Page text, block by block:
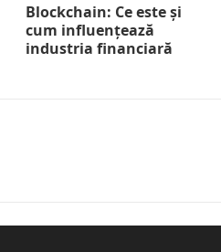
Blockchain: Ce este și
cum influențează
industria financiară